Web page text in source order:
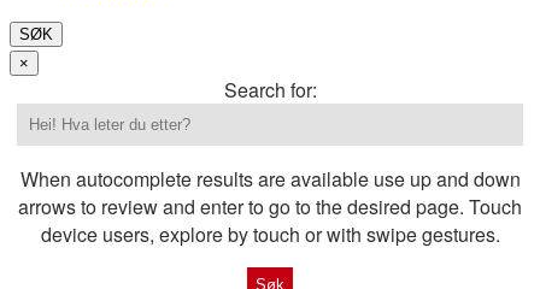
SØK
×
Search for:
When autocomplete results are available use up and down
arrows to review and enter to go to the desired page. Touch
device users, explore by touch or with swipe gestures.